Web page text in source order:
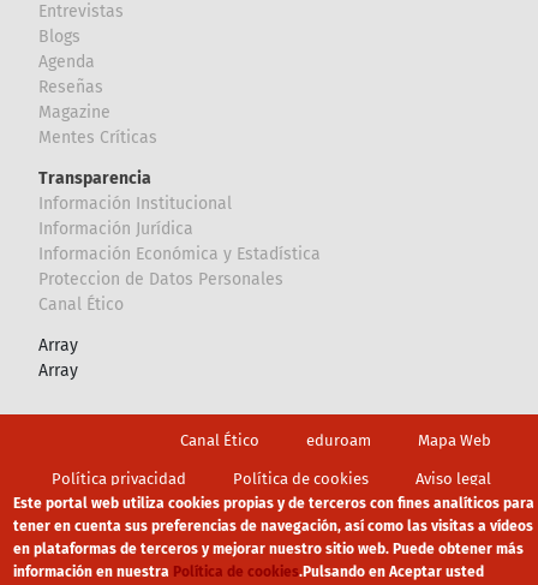
Entrevistas
Blogs
Agenda
Reseñas
Magazine
Mentes Críticas
Transparencia
Información Institucional
Información Jurídica
Información Económica y Estadística
Proteccion de Datos Personales
Canal Ético
Array
Array
Canal Ético eduroam Mapa Web
Política privacidad Política de cookies Aviso legal
Este portal web utiliza cookies propias y de terceros con fines analíticos para
tener en cuenta sus preferencias de navegación, así como las visitas a vídeos
en plataformas de terceros y mejorar nuestro sitio web. Puede obtener más
información en nuestra Política de cookies.Pulsando en Aceptar usted